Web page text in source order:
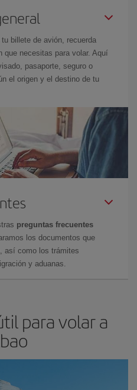
billete de avión, recuerda
que necesitas para volar. Aquí
pasaporte, seguro o
el origen y el destino de tu
preguntas frecuentes
los documentos que
así como los trámites
y aduanas.
para volar a